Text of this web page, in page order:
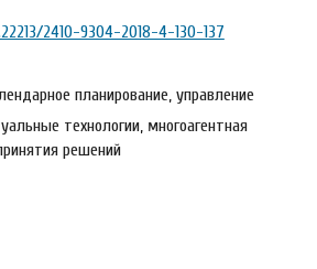
2410-9304-2018-4-130-137
планирование, управление
технологии, многоагентная
решений